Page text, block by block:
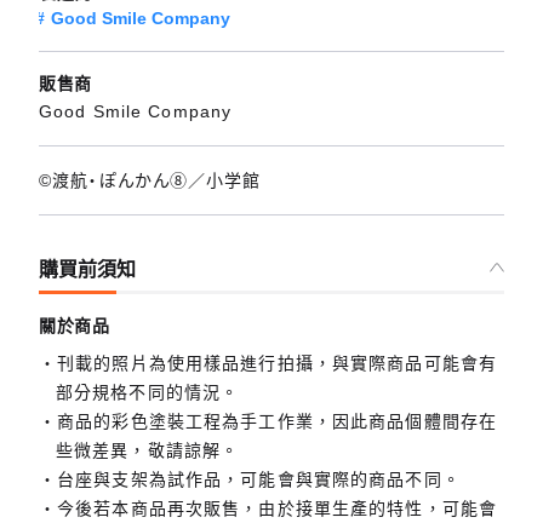
Good Smile Company
販售商
Good Smile Company
©渡航・ぽんかん⑧／小学館
購買前須知
關於商品
刊載的照片為使用樣品進行拍攝，與實際商品可能會有
部分規格不同的情況。
商品的彩色塗裝工程為手工作業，因此商品個體間存在
些微差異，敬請諒解。
台座與支架為試作品，可能會與實際的商品不同。
今後若本商品再次販售，由於接單生產的特性，可能會